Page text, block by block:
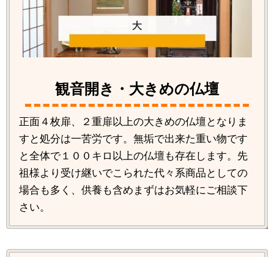
観音開き・大きめの仏壇
正面４枚扉、２重扉以上の大きめの仏壇となりま
すと処分は一苦労です。無垢で出来た重い物です
と全体で１００キロ以上の仏壇も存在します。先
祖様より受け継いでこられた代々系商品としての
場合も多く、供養も含めまずはお気軽にご相談下
さい。